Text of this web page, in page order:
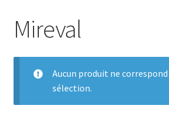
Actu
Contact
Connexion
Mireval
Aucun produit ne
sélection.